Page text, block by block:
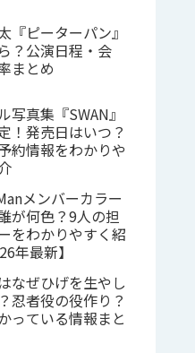
『ピーターパン』
？公演日程・会
まとめ
写真集『SWAN』
！発売日はいつ？
約情報をわかりや
メンバーカラー
が何色？9人の担
をわかりやすく紹
年最新】
なぜひげを生やし
忍者役の役作り？
っている情報まと